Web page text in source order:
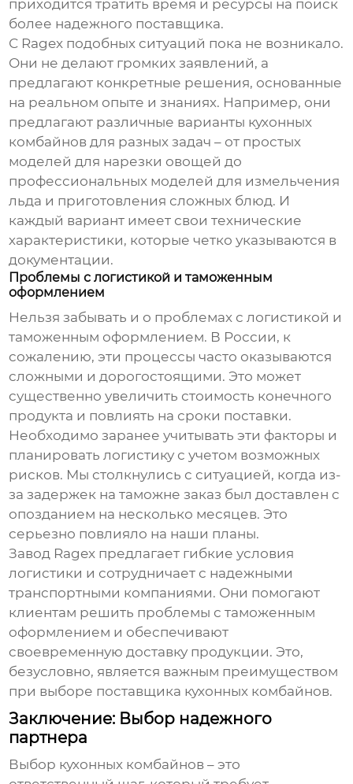
приходится тратить время и ресурсы на поиск
более надежного поставщика.
С Ragex подобных ситуаций пока не возникало.
Они не делают громких заявлений, а
предлагают конкретные решения, основанные
на реальном опыте и знаниях. Например, они
предлагают различные варианты кухонных
комбайнов для разных задач – от простых
моделей для нарезки овощей до
профессиональных моделей для измельчения
льда и приготовления сложных блюд. И
каждый вариант имеет свои технические
характеристики, которые четко указываются в
документации.
Проблемы с логистикой и таможенным
оформлением
Нельзя забывать и о проблемах с логистикой и
таможенным оформлением. В России, к
сожалению, эти процессы часто оказываются
сложными и дорогостоящими. Это может
существенно увеличить стоимость конечного
продукта и повлиять на сроки поставки.
Необходимо заранее учитывать эти факторы и
планировать логистику с учетом возможных
рисков. Мы столкнулись с ситуацией, когда из-
за задержек на таможне заказ был доставлен с
опозданием на несколько месяцев. Это
серьезно повлияло на наши планы.
Завод Ragex предлагает гибкие условия
логистики и сотрудничает с надежными
транспортными компаниями. Они помогают
клиентам решить проблемы с таможенным
оформлением и обеспечивают
своевременную доставку продукции. Это,
безусловно, является важным преимуществом
при выборе поставщика кухонных комбайнов.
Заключение: Выбор надежного
партнера
Выбор кухонных комбайнов – это